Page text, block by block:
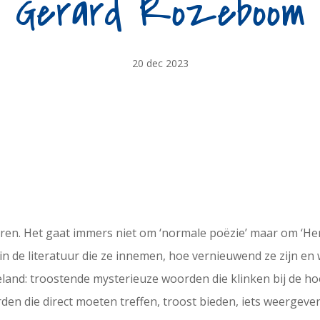
Gerard Rozeboom
20 dec 2023
Het gaat immers niet om ‘normale poëzie’ maar om
de literatuur die ze innemen, hoe vernieuwend ze zijn
troostende mysterieuze woorden die klinken bij de
die direct moeten treffen, troost bieden, iets